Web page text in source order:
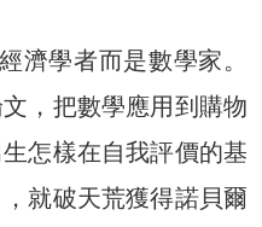
濟學者而是數學家。
，把數學應用到購物
怎樣在自我評價的基
就破天荒獲得諾貝爾